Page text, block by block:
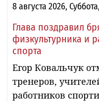
8 августа 2026, Суббота,
Глава поздравил
физкультурника и
спорта
Егор Ковальчук
тренеров,
работников